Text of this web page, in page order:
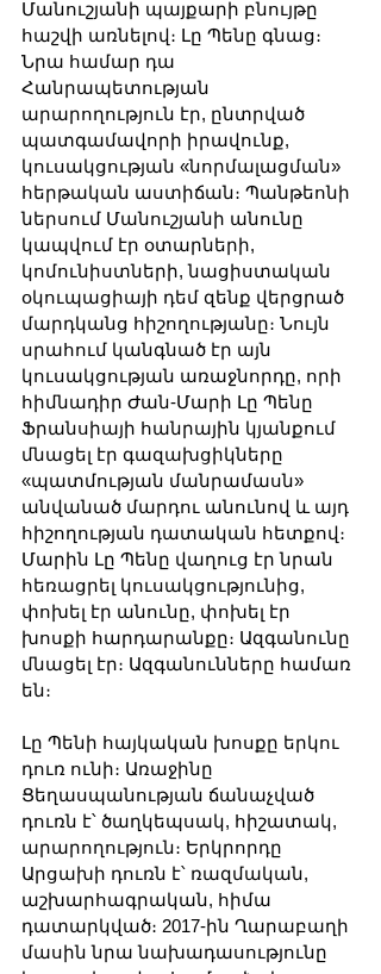
Մանուշյանի պայքարի բնույթը
հաշվի առնելով։ Լը Պենը գնաց։
Նրա համար դա
Հանրապետության
արարողություն էր, ընտրված
պատգամավորի իրավունք,
կուսակցության «նորմալացման»
հերթական աստիճան։ Պանթեոնի
ներսում Մանուշյանի անունը
կապվում էր օտարների,
կոմունիստների, նացիստական
օկուպացիայի դեմ զենք վերցրած
մարդկանց հիշողությանը։ Նույն
սրահում կանգնած էր այն
կուսակցության առաջնորդը, որի
հիմնադիր Ժան-Մարի Լը Պենը
Ֆրանսիայի հանրային կյանքում
մնացել էր գազախցիկները
«պատմության մանրամասն»
անվանած մարդու անունով և այդ
հիշողության դատական հետքով։
Մարին Լը Պենը վաղուց էր նրան
հեռացրել կուսակցությունից,
փոխել էր անունը, փոխել էր
խոսքի հարդարանքը։ Ազգանունը
մնացել էր։ Ազգանունները համառ
են։
Լը Պենի հայկական խոսքը երկու
դուռ ունի։ Առաջինը
Ցեղասպանության ճանաչված
դուռն է՝ ծաղկեպսակ, հիշատակ,
արարողություն։ Երկրորդը
Արցախի դուռն է՝ ռազմական,
աշխարհագրական, հիմա
դատարկված։ 2017-ին Ղարաբաղի
մասին նրա նախադասությունը